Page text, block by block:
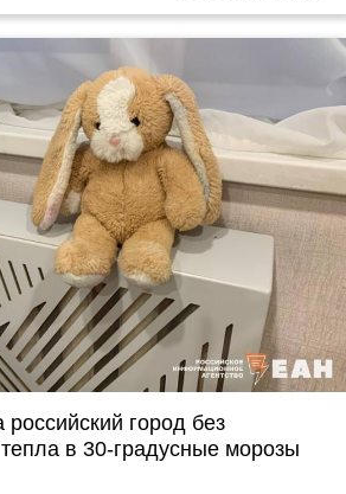
город без
в 30-градусные морозы